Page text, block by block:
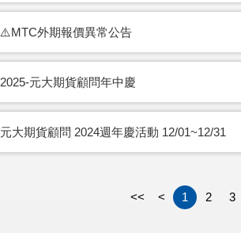
⚠️MTC外期報價異常公告
2025-元大期貨顧問年中慶
元大期貨顧問 2024週年慶活動 12/01~12/31
<< < 1 2 3